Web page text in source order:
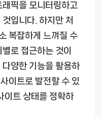
픽을 모니터링하고
입니다. 하지만 처
복잡하게 느껴질 수
로 접근하는 것이
양한 기능을 활용하
이트로 발전할 수 있
이트 상태를 정확하